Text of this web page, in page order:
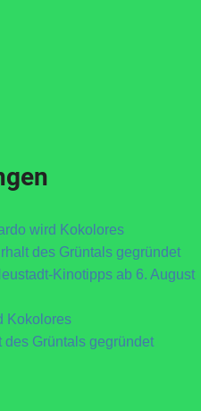
wird Kokolores
des Grüntals gegründet
Kinotipps ab 6. August
Kokolores
des Grüntals gegründet